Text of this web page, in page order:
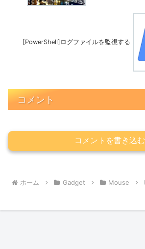
[PowerShell]ログファイルを監視する
コメント
コメントを書き込む
ホーム Gadget Mouse